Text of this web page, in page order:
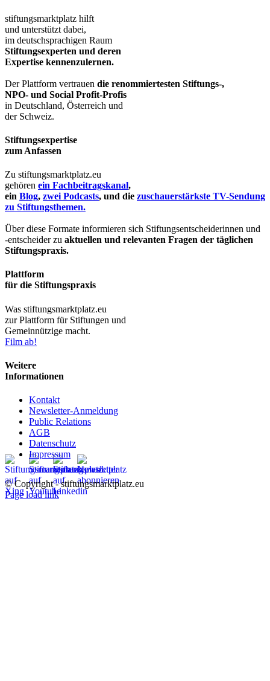
stiftungsmarktplatz hilft
und unterstützt dabei,
im deutschsprachigen Raum
Stiftungsexperten und deren
Expertise kennenzulernen.
Der Plattform vertrauen die renommiertesten Stiftungs-,
NPO- und Social Profit-Profis
in Deutschland, Österreich und
der Schweiz.
Stiftungsexpertise
zum Anfassen
Zu stiftungsmarktplatz.eu
gehören ein Fachbeitragskanal,
ein Blog, zwei Podcasts, und die zuschauerstärkste TV-Sendung
zu Stiftungsthemen.
Über diese Formate informieren sich Stiftungsentscheiderinnen und
-entscheider zu aktuellen und relevanten Fragen der täglichen
Stiftungspraxis.
Plattform
für die Stiftungspraxis
Was stiftungsmarktplatz.eu
zur Plattform für Stiftungen und
Gemeinnützige macht.
Film ab!
Weitere
Informationen
Kontakt
Newsletter-Anmeldung
Public Relations
AGB
Datenschutz
Impressum
© Copyright - stiftungsmarktplatz.eu
Page load link